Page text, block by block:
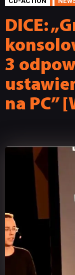
DICE:
3
na PC”